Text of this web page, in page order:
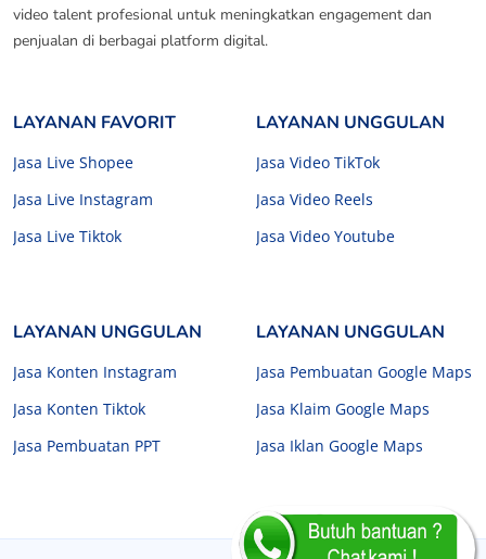
video talent profesional untuk meningkatkan engagement dan
penjualan di berbagai platform digital.
LAYANAN FAVORIT
Jasa Live Shopee
Jasa Live Instagram
Jasa Live Tiktok
LAYANAN UNGGULAN
Jasa Video TikTok
Jasa Video Reels
Jasa Video Youtube
LAYANAN UNGGULAN
Jasa Konten Instagram
Jasa Konten Tiktok
Jasa Pembuatan PPT
LAYANAN UNGGULAN
Jasa Pembuatan Google Maps
Jasa Klaim Google Maps
Jasa Iklan Google Maps